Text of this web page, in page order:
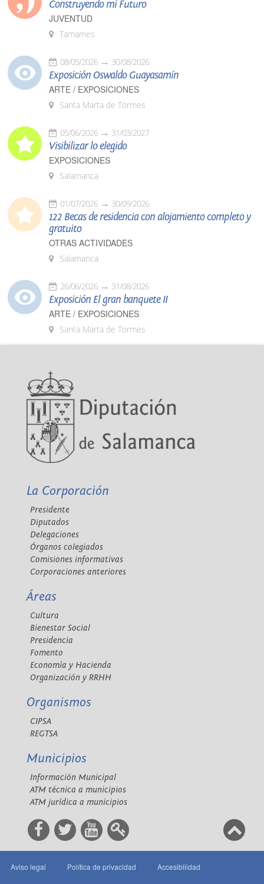
Construyendo mi Futuro
JUVENTUD
Tamames
08/05/2026 30/08/2026
Exposición Oswaldo Guayasamín
ARTE / EXPOSICIONES
Santa Marta de Tormes
05/06/2026 31/03/2027
Visibilizar lo elegido
EXPOSICIONES
Salamanca
01/07/2026 30/09/2026
122 Becas de residencia con alojamiento completo y
gratuito
OTRAS ACTIVIDADES
Salamanca
26/06/2026 31/08/2026
Exposición El gran banquete II
ARTE / EXPOSICIONES
Santa Marta de Tormes
La Corporación
Presidente
Diputados
Delegaciones
Órganos colegiados
Comisiones informativas
Corporaciones anteriores
Áreas
Cultura
Bienestar Social
Presidencia
Fomento
Economía y Hacienda
Organización y RRHH
Organismos
CIPSA
REGTSA
Municipios
Información Municipal
ATM técnica a municipios
ATM jurídica a municipios
Aviso legal Política de privacidad Accesibilidad